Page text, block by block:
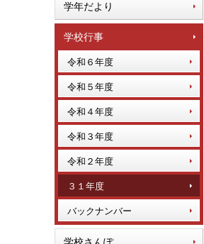
学年だより
学校行事
令和６年度
令和５年度
令和４年度
令和３年度
令和２年度
３１年度
バックナンバー